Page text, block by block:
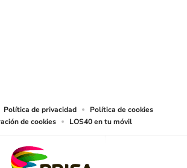
Política de privacidad
Política de cookies
de cookies
LOS40 en tu móvil